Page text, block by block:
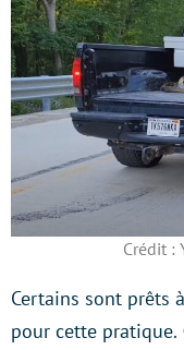
Crédit :
Certains sont prêts
pour cette pratique.